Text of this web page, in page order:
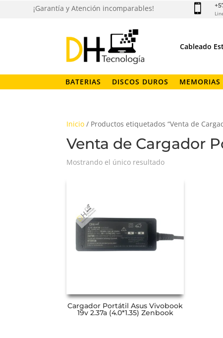
¡Garantía y Atención incomparables! 
Cableado
BATERIAS DISCOS DUROS MEMORIAS
Inicio / Productos etiquetados “Venta de
Venta de Cargador
Mostrando el único resultado
Cargador Portátil Asus Vivobook
19v 2.37a (4.0*1.35) Zenbook